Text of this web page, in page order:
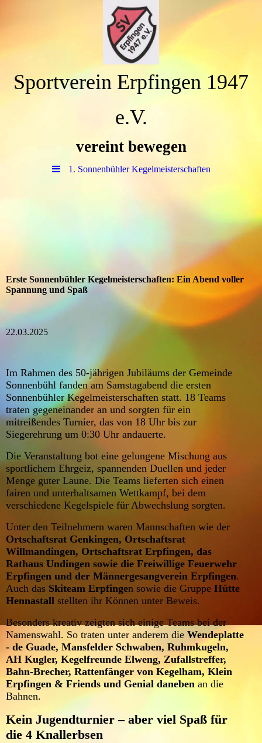
Sportverein Erpfingen 1947
e.V.
vereint bewegen
1. Sonnenbühler Kegelmeisterschaften
Erste Sonnenbühler Kegelmeisterschaften: Ein Abend voller
Spannung und Spaß
22.03.2025
Im Rahmen des 50-jährigen Jubiläums der Gemeinde
Sonnenbühl fanden am Samstagabend die ersten
Sonnenbühler Kegelmeisterschaften statt. 18 Teams
traten gegeneinander an und sorgten für ein
mitreißendes Turnier, das von 18 Uhr bis zur
Siegerehrung um 0:30 Uhr andauerte.
Die Veranstaltung bot eine gelungene Mischung aus
sportlichem Ehrgeiz, spannenden Duellen und jeder
Menge guter Laune. Die Teams lieferten sich einen
fairen und unterhaltsamen Wettkampf, bei dem
verschiedene Kegelspiele für Abwechslung sorgten.
Unter den Teilnehmern waren Mannschaften wie der
Ortschaftsrat Genkingen, Ortschaftsrat
Willmandingen, Ortschaftsrat Erpfingen, das
Rathaus Undingen sowie die Freiwillige Feuerwehr
Erpfingen und der Männergesangverein Erpfingen.
Auch das Skiteam Erpfingen sowie die Gruppe Hütte
Hennastall stellten ihr Können unter Beweis.
Besonders kreativ zeigten sich einige Teams bei der
Namenswahl. So traten unter anderem die Wendeplatte
- de Guade, Mansfelder Schwaben, Ruhmkugeln,
AH Kugler, Kegelfreunde Elweng, Zufallstreffer,
Bahn-Brecher, Rattenfänger von Kegelham, Klein
Erpfingen & Friends und Genial daneben an die
Bahnen.
Kein Jugendturnier – aber viel Spaß für
die 4 Knallerbsen